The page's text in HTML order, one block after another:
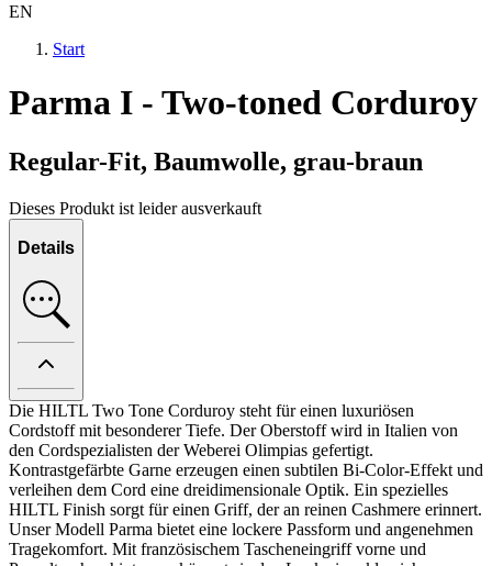
EN
Start
Parma I - Two-toned Corduroy
Regular-Fit, Baumwolle, grau-braun
Dieses Produkt ist leider ausverkauft
Details
Die HILTL Two Tone Corduroy steht für einen luxuriösen
Cordstoff mit besonderer Tiefe. Der Oberstoff wird in Italien von
den Cordspezialisten der Weberei Olimpias gefertigt.
Kontrastgefärbte Garne erzeugen einen subtilen Bi-Color-Effekt und
verleihen dem Cord eine dreidimensionale Optik. Ein spezielles
HILTL Finish sorgt für einen Griff, der an reinen Cashmere erinnert.
Unser Modell Parma bietet eine lockere Passform und angenehmen
Tragekomfort. Mit französischem Tascheneingriff vorne und